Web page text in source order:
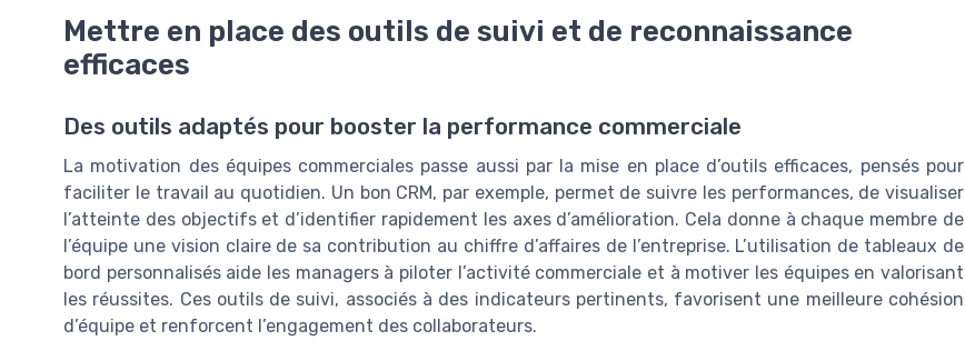
Mettre en place des outils de suivi et de reconnaissance
efficaces
Des outils adaptés pour booster la performance commerciale
La motivation des équipes commerciales passe aussi par la mise en place d’outils efficaces, pensés pour
faciliter le travail au quotidien. Un bon CRM, par exemple, permet de suivre les performances, de visualiser
l’atteinte des objectifs et d’identifier rapidement les axes d’amélioration. Cela donne à chaque membre de
l’équipe une vision claire de sa contribution au chiffre d’affaires de l’entreprise. L’utilisation de tableaux de
bord personnalisés aide les managers à piloter l’activité commerciale et à motiver les équipes en valorisant
les réussites. Ces outils de suivi, associés à des indicateurs pertinents, favorisent une meilleure cohésion
d’équipe et renforcent l’engagement des collaborateurs.